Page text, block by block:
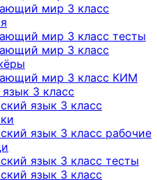
мир 3 класс
мир 3 класс тесты
мир 3 класс
мир 3 класс КИМ
3 класс
язык 3 класс
язык 3 класс рабочие
язык 3 класс тесты
язык 3 класс